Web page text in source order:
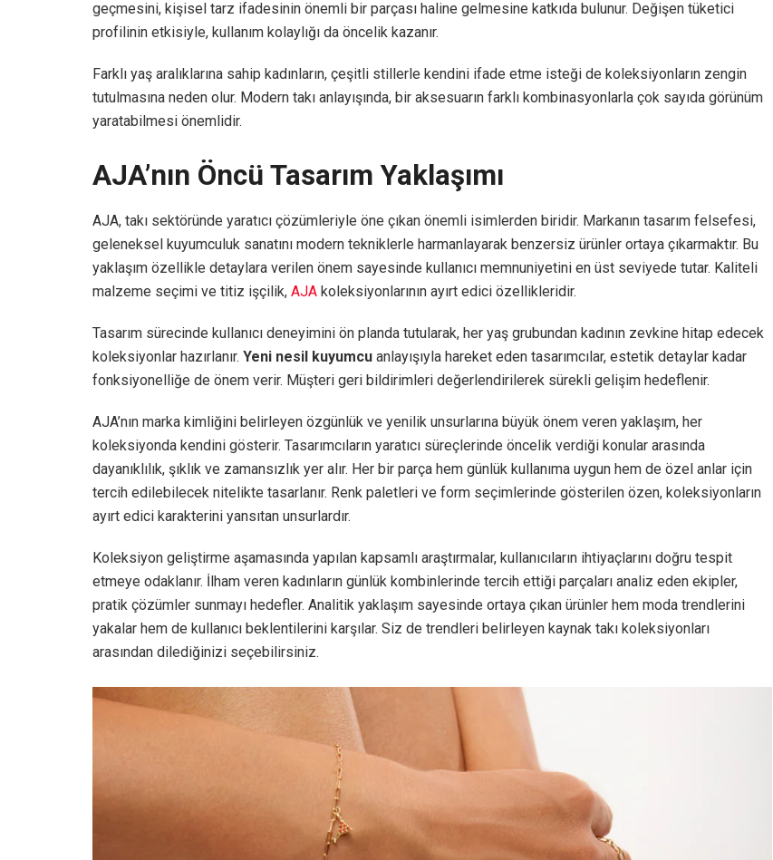
geçmesini, kişisel tarz ifadesinin önemli bir parçası haline gelmesine katkıda bulunur. Değişen tüketici
profilinin etkisiyle, kullanım kolaylığı da öncelik kazanır.
Farklı yaş aralıklarına sahip kadınların, çeşitli stillerle kendini ifade etme isteği de koleksiyonların zengin
tutulmasına neden olur. Modern takı anlayışında, bir aksesuarın farklı kombinasyonlarla çok sayıda görünüm
yaratabilmesi önemlidir.
AJA’nın Öncü Tasarım Yaklaşımı
AJA, takı sektöründe yaratıcı çözümleriyle öne çıkan önemli isimlerden biridir. Markanın tasarım felsefesi,
geleneksel kuyumculuk sanatını modern tekniklerle harmanlayarak benzersiz ürünler ortaya çıkarmaktır. Bu
yaklaşım özellikle detaylara verilen önem sayesinde kullanıcı memnuniyetini en üst seviyede tutar. Kaliteli
malzeme seçimi ve titiz işçilik, AJA koleksiyonlarının ayırt edici özellikleridir.
Tasarım sürecinde kullanıcı deneyimini ön planda tutularak, her yaş grubundan kadının zevkine hitap edecek
koleksiyonlar hazırlanır. Yeni nesil kuyumcu anlayışıyla hareket eden tasarımcılar, estetik detaylar kadar
fonksiyonelliğe de önem verir. Müşteri geri bildirimleri değerlendirilerek sürekli gelişim hedeflenir.
AJA’nın marka kimliğini belirleyen özgünlük ve yenilik unsurlarına büyük önem veren yaklaşım, her
koleksiyonda kendini gösterir. Tasarımcıların yaratıcı süreçlerinde öncelik verdiği konular arasında
dayanıklılık, şıklık ve zamansızlık yer alır. Her bir parça hem günlük kullanıma uygun hem de özel anlar için
tercih edilebilecek nitelikte tasarlanır. Renk paletleri ve form seçimlerinde gösterilen özen, koleksiyonların
ayırt edici karakterini yansıtan unsurlardır.
Koleksiyon geliştirme aşamasında yapılan kapsamlı araştırmalar, kullanıcıların ihtiyaçlarını doğru tespit
etmeye odaklanır. İlham veren kadınların günlük kombinlerinde tercih ettiği parçaları analiz eden ekipler,
pratik çözümler sunmayı hedefler. Analitik yaklaşım sayesinde ortaya çıkan ürünler hem moda trendlerini
yakalar hem de kullanıcı beklentilerini karşılar. Siz de trendleri belirleyen kaynak takı koleksiyonları
arasından dilediğinizi seçebilirsiniz.